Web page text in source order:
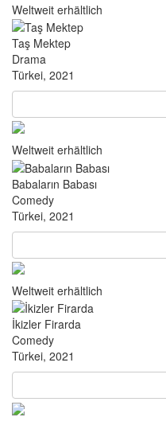
Weltweit erhältlich
Taş Mektep
Drama
Türkei, 2021
Weltweit erhältlich
Babaların Babası
Comedy
Türkei, 2021
Weltweit erhältlich
İkizler Firarda
Comedy
Türkei, 2021